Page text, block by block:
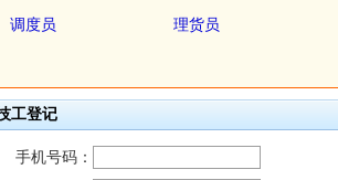
调度员 理货员
工登记
手机号码：